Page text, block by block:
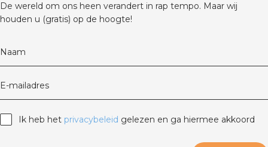
De wereld om ons heen verandert in rap tempo. Maar wij
houden u (gratis) op de hoogte!
Naam
E-mailadres
Ik heb het privacybeleid gelezen en ga hiermee akkoord